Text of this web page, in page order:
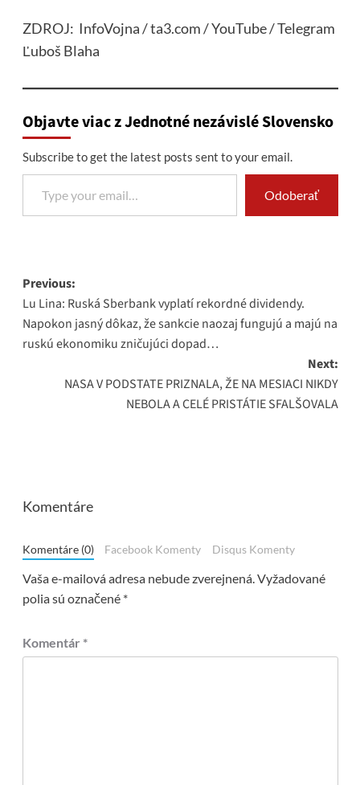
ZDROJ: InfoVojna / ta3.com / YouTube / Telegram
Ľuboš Blaha
Objavte viac z Jednotné nezávislé Slovensko
Subscribe to get the latest posts sent to your email.
Type your email…
Odoberať
Post
navigation
Previous:
Lu Lina: Ruská Sberbank vyplatí rekordné dividendy.
Napokon jasný dôkaz, že sankcie naozaj fungujú a majú na
ruskú ekonomiku zničujúci dopad…
Next:
NASA V PODSTATE PRIZNALA, ŽE NA MESIACI NIKDY
NEBOLA A CELÉ PRISTÁTIE SFALŠOVALA
Komentáre
Komentáre (0) Facebook Komenty Disqus Komenty
Vaša e-mailová adresa nebude zverejnená.Vyžadované
polia sú označené *
Komentár *